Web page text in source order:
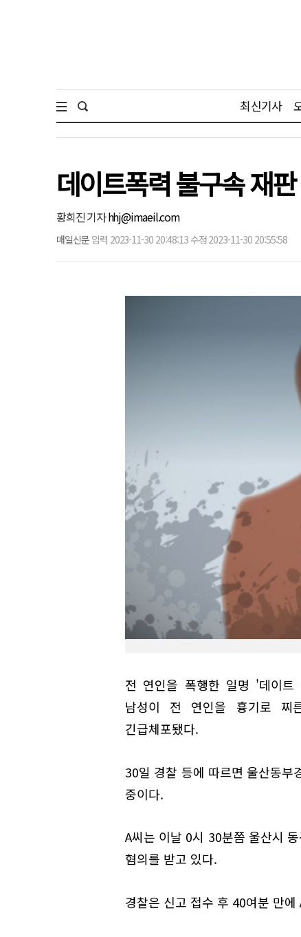
최신기사
데이트폭력 불구속 재
황희진 기자hhj@imaeil.com
매일신문 입력 2023-11-30 20:48:13 수정 2023-11-30 20:55:58
전 연인을 폭행한 일명 '데이
남성이 전 연인을 흉기로 찌
긴급체포됐다.
30일 경찰 등에 따르면 울산동부
중이다.
A씨는 이날 0시 30분쯤 울산시
혐의를 받고 있다.
경찰은 신고 접수 후 40여분 만에